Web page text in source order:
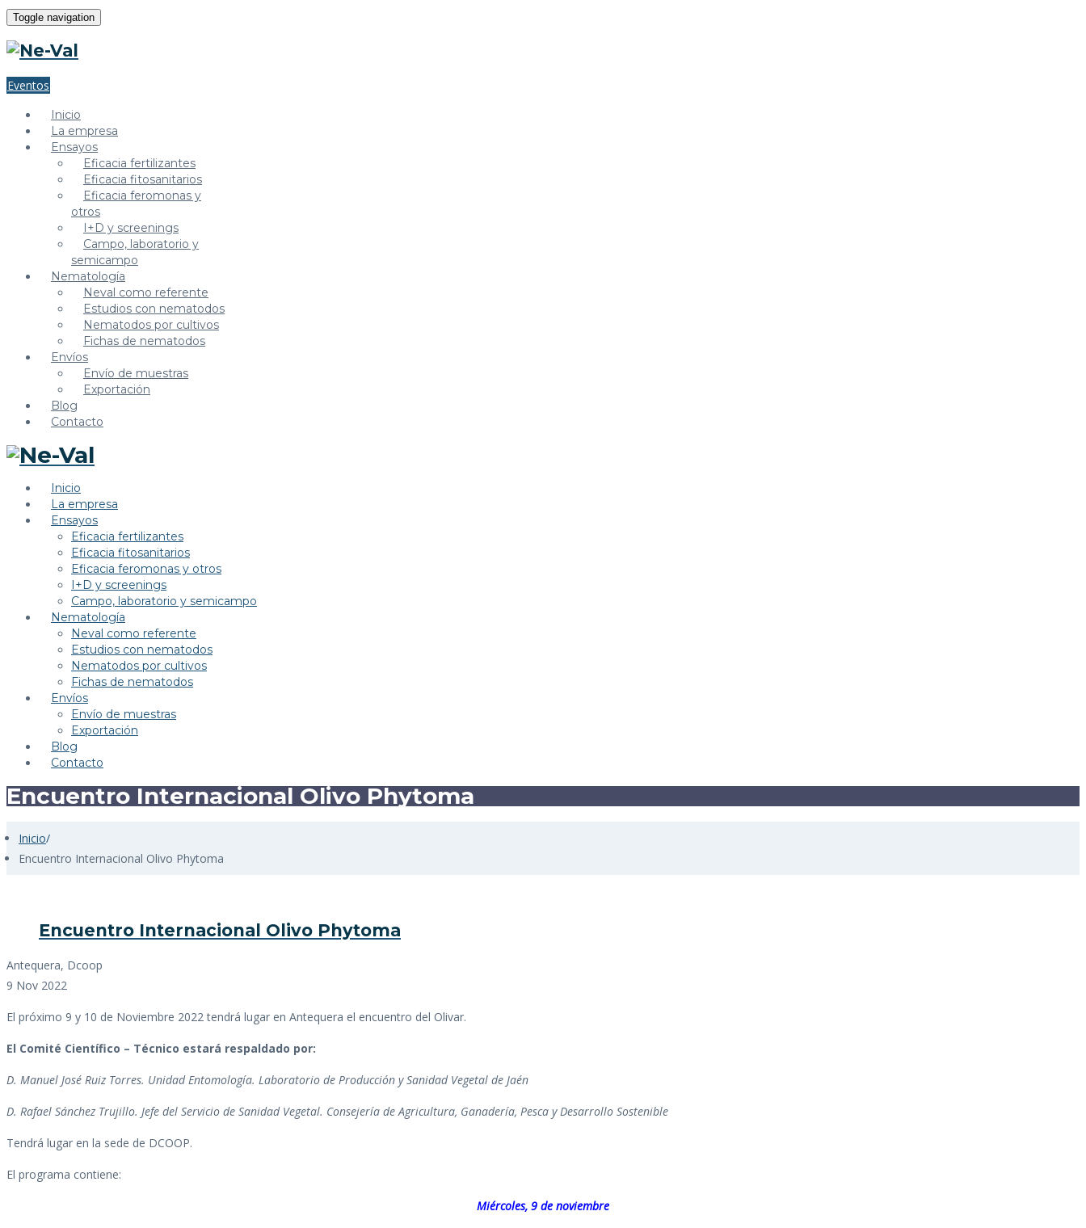
Toggle navigation
Eventos
Inicio
La empresa
Ensayos
Eficacia fertilizantes
Eficacia fitosanitarios
Eficacia feromonas y
otros
I+D y screenings
Campo, laboratorio y
semicampo
Nematología
Neval como referente
Estudios con nematodos
Nematodos por cultivos
Fichas de nematodos
Envíos
Envío de muestras
Exportación
Blog
Contacto
Inicio
La empresa
Ensayos
Eficacia fertilizantes
Eficacia fitosanitarios
Eficacia feromonas y otros
I+D y screenings
Campo, laboratorio y semicampo
Nematología
Neval como referente
Estudios con nematodos
Nematodos por cultivos
Fichas de nematodos
Envíos
Envío de muestras
Exportación
Blog
Contacto
Encuentro Internacional Olivo Phytoma
Inicio/
Encuentro Internacional Olivo Phytoma
Encuentro Internacional Olivo Phytoma
Antequera, Dcoop
9 Nov 2022
El próximo 9 y 10 de Noviembre 2022 tendrá lugar en Antequera el encuentro del Olivar.
El Comité Científico – Técnico estará respaldado por:
D. Manuel José Ruiz Torres. Unidad Entomología. Laboratorio de Producción y Sanidad Vegetal de Jaén
D. Rafael Sánchez Trujillo. Jefe del Servicio de Sanidad Vegetal. Consejería de Agricultura, Ganadería, Pesca y Desarrollo Sostenible
Tendrá lugar en la sede de DCOOP.
El programa contiene:
Miércoles, 9 de noviembre